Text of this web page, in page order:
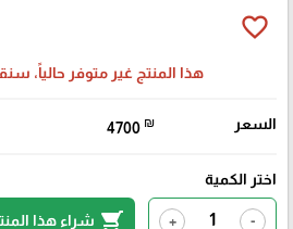
favorite_border
هذا المنتج غير متوفر حالياً،
السعر 4700 ₪
اختر الكمية
-
+
shopping_cart شراء هذا